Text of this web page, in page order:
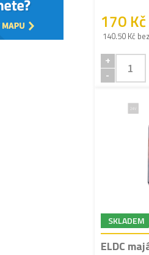
170 Kč
140.50 Kč
+
-
SKLADEM
ELDC